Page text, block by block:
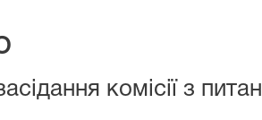
комісії з